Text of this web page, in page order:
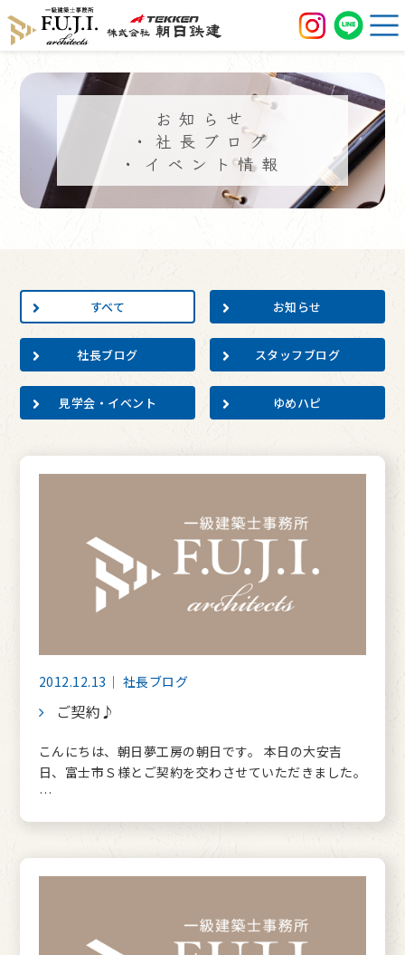
お知らせ
・社長ブログ
・イベント情報
すべて お知らせ
社長ブログ スタッフブログ
見学会・イベント ゆめハピ
2012.12.13｜ 社長ブログ
ご契約♪
こんにちは、朝日夢工房の朝日です。 本日の大安吉
日、富士市Ｓ様とご契約を交わさせていただきました。
…